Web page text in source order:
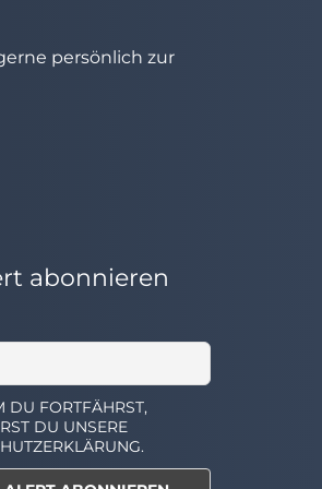
persönlich zur
abonnieren
DU FORTFÄHRST,
DU UNSERE